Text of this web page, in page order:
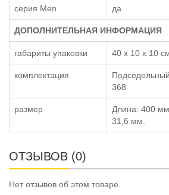
серия Men да
ДОПОЛНИТЕЛЬНАЯ ИНФОРМАЦИЯ
габариты упаковки 40 x 10 x 10
комплектация
368
размер
Длина: 400
31,6 мм.
ОТЗЫВОВ (0)
Нет отзывов об этом товаре.